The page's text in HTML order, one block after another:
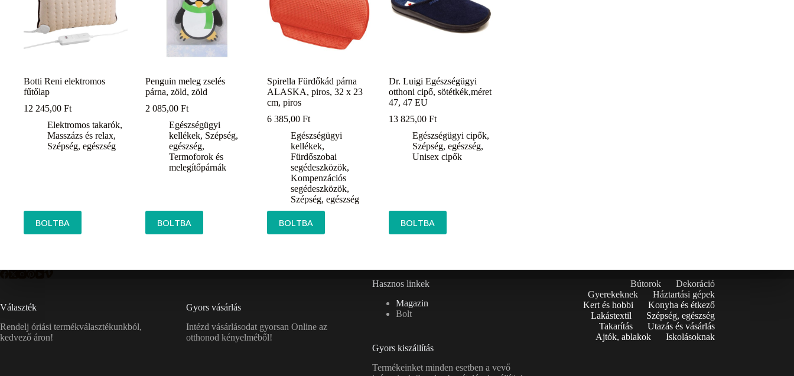
Botti Reni elektromos
fűtőlap
12 245,00 Ft
Elektromos takarók,
Masszázs és relax,
Szépség, egészség
BOLTBA
Penguin meleg zselés
párna, zöld, zöld
2 085,00Ft
Egészségügyi
kellékek, Szépség,
egészség,
Termoforok és
melegítőpárnák
BOLTBA
Spirella Fürdőkád párna
ALASKA, piros, 32 x 23
cm, piros
6 385,00Ft
Egészségügyi
kellékek,
Fürdőszobai
segédeszközök,
Kompenzációs
segédeszközök,
Szépség, egészség
BOLTBA
Dr. Luigi Egészségügyi
otthoni cipő, sötétkék,méret
47, 47 EU
13 825,00Ft
Egészségügyi cipők,
Szépség, egészség,
Unisex cipők
BOLTBA
Választék
Rendelj óriási termékválasztékunkból,
kedvező áron!
Gyors vásárlás
Intézd vásárlásodat gyorsan Online az
otthonod kényelméből!
Hasznos linkek
Magazin
Bolt
Gyors kiszállítás
Termékeinket minden esetben a vevő
Bútorok
Dekoráció
Gyerekeknek
Háztartási gépek
Kert és hobbi
Konyha és étkező
Lakástextil
Szépség, egészség
Takarítás
Utazás és vásárlás
Ajtók, ablakok
Iskolásoknak